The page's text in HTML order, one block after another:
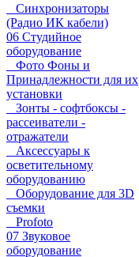
Синхронизаторы
(Радио ИК кабели)
06 Студийное
оборудование
Фото Фоны и
Принадлежности для их
установки
Зонты - софтбоксы -
рассеиватели -
отражатели
Аксессуары к
осветительному
оборудованию
Оборудование для 3D
съемки
Profoto
07 Звуковое
оборудование